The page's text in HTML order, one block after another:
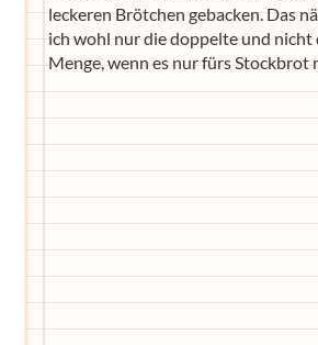
leckeren Brötchen gebacken. Das
ich wohl nur die doppelte und nicht
Menge, wenn es nur fürs Stockbrot